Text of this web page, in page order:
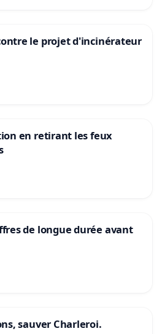
le projet d'incinérateur
en retirant les feux
de longue durée avant
sauver Charleroi.